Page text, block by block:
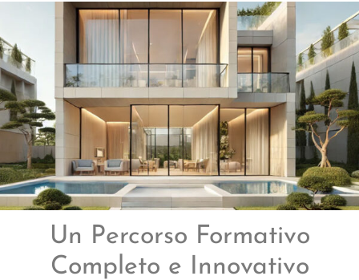
Un Percorso Formativo
Completo e Innovativo